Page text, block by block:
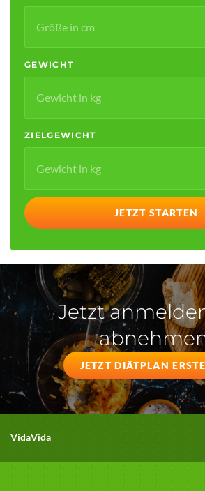
GEWICHT
ZIELGEWICHT
Jetzt
JETZT DIÄTPLAN
VidaVida